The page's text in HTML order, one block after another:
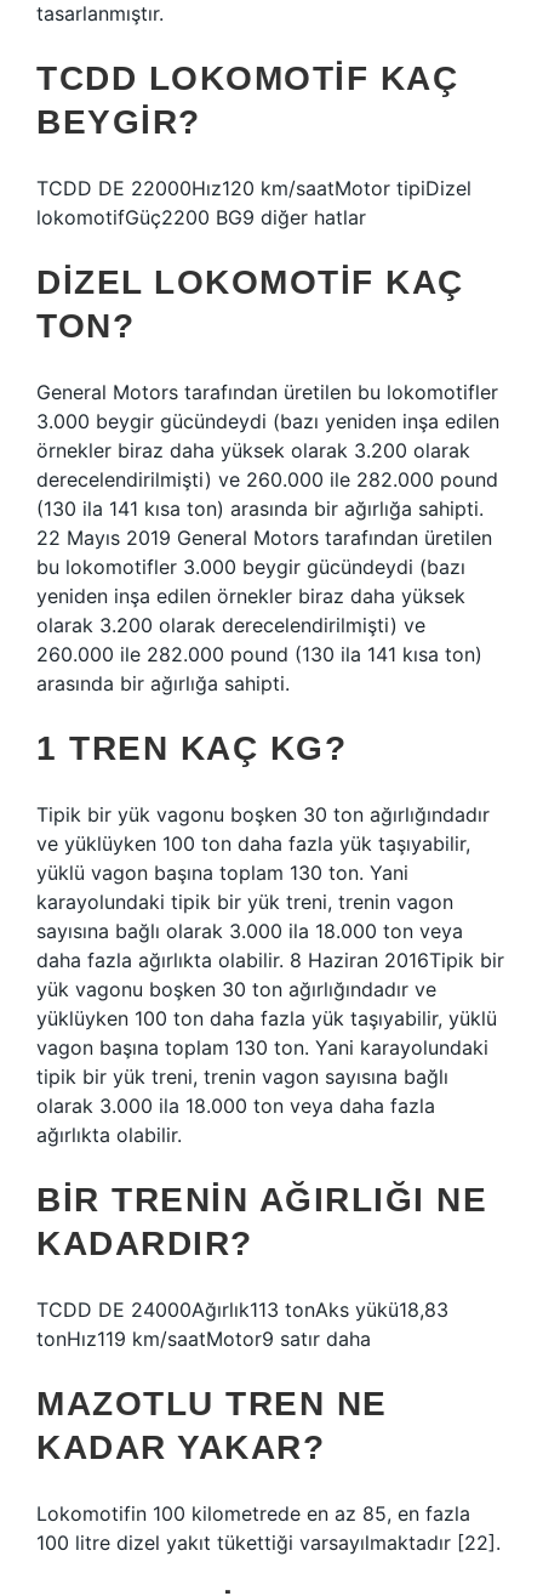
tasarlanmıştır.
TCDD LOKOMOTIF KAÇ
BEYGIR?
TCDD DE 22000Hız120 km/saatMotor tipiDizel
lokomotifGüç2200 BG9 diğer hatlar
DIZEL LOKOMOTIF KAÇ
TON?
General Motors tarafından üretilen bu lokomotifler
3.000 beygir gücündeydi (bazı yeniden inşa edilen
örnekler biraz daha yüksek olarak 3.200 olarak
derecelendirilmişti) ve 260.000 ile 282.000 pound
(130 ila 141 kısa ton) arasında bir ağırlığa sahipti.
22 Mayıs 2019 General Motors tarafından üretilen
bu lokomotifler 3.000 beygir gücündeydi (bazı
yeniden inşa edilen örnekler biraz daha yüksek
olarak 3.200 olarak derecelendirilmişti) ve
260.000 ile 282.000 pound (130 ila 141 kısa ton)
arasında bir ağırlığa sahipti.
1 TREN KAÇ KG?
Tipik bir yük vagonu boşken 30 ton ağırlığındadır
ve yüklüyken 100 ton daha fazla yük taşıyabilir,
yüklü vagon başına toplam 130 ton. Yani
karayolundaki tipik bir yük treni, trenin vagon
sayısına bağlı olarak 3.000 ila 18.000 ton veya
daha fazla ağırlıkta olabilir. 8 Haziran 2016Tipik bir
yük vagonu boşken 30 ton ağırlığındadır ve
yüklüyken 100 ton daha fazla yük taşıyabilir, yüklü
vagon başına toplam 130 ton. Yani karayolundaki
tipik bir yük treni, trenin vagon sayısına bağlı
olarak 3.000 ila 18.000 ton veya daha fazla
ağırlıkta olabilir.
BIR TRENIN AĞIRLIĞI NE
KADARDIR?
TCDD DE 24000Ağırlık113 tonAks yükü18,83
tonHız119 km/saatMotor9 satır daha
MAZOTLU TREN NE
KADAR YAKAR?
Lokomotifin 100 kilometrede en az 85, en fazla
100 litre dizel yakıt tükettiği varsayılmaktadır [22].